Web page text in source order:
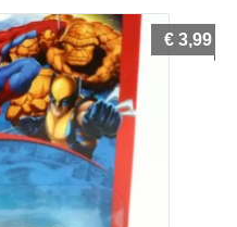
€ 3,99